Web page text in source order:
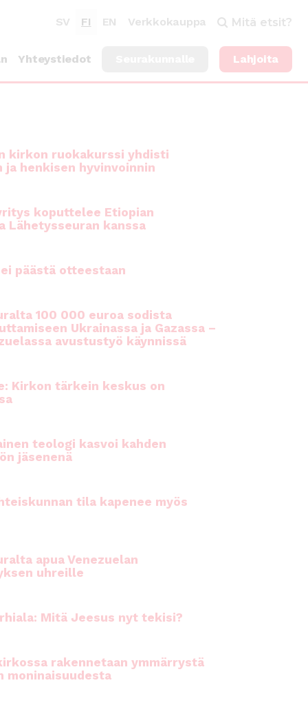
SV FI EN Verkkokauppa Mitä etsit?
Yhteystiedot Lahjoita
kirkon ruokakurssi yhdisti
ja henkisen hyvinvoinnin
koputtelee Etiopian
Lähetysseuran kanssa
päästä otteestaan
100 000 euroa sodista
Ukrainassa ja Gazassa –
avustustyö käynnissä
Kirkon tärkein keskus on
teologi kasvoi kahden
jäsenenä
tila kapenee myös
apua Venezuelan
uhreille
Mitä Jeesus nyt tekisi?
rakennetaan ymmärrystä
moninaisuudesta